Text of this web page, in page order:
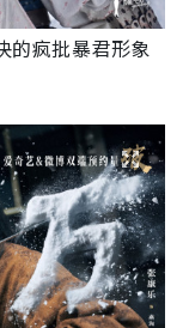
的疯批暴君形象